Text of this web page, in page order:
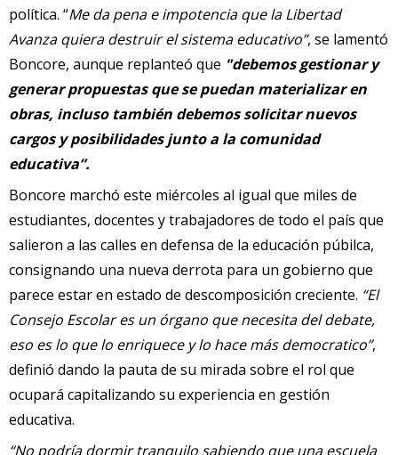
política. “Me da pena e impotencia que la Libertad
Avanza quiera destruir el sistema educativo”, se lamentó
Boncore, aunque replanteó que "debemos gestionar y
generar propuestas que se puedan materializar en
obras, incluso también debemos solicitar nuevos
cargos y posibilidades junto a la comunidad
educativa”.
Boncore marchó este miércoles al igual que miles de
estudiantes, docentes y trabajadores de todo el país que
salieron a las calles en defensa de la educación púbilca,
consignando una nueva derrota para un gobierno que
parece estar en estado de descomposición creciente. “El
Consejo Escolar es un órgano que necesita del debate,
eso es lo que lo enriquece y lo hace más democratico”,
definió dando la pauta de su mirada sobre el rol que
ocupará capitalizando su experiencia en gestión
educativa.
“No podría dormir tranquilo sabiendo que una escuela